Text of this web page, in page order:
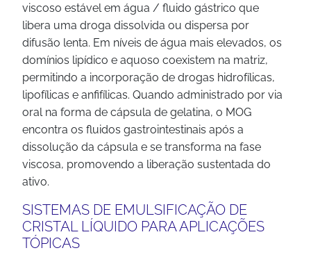
viscoso estável em água / fluido gástrico que
libera uma droga dissolvida ou dispersa por
difusão lenta. Em níveis de água mais elevados, os
domínios lipídico e aquoso coexistem na matriz,
permitindo a incorporação de drogas hidrofílicas,
lipofílicas e anfifílicas. Quando administrado por via
oral na forma de cápsula de gelatina, o MOG
encontra os fluidos gastrointestinais após a
dissolução da cápsula e se transforma na fase
viscosa, promovendo a liberação sustentada do
ativo.
SISTEMAS DE EMULSIFICAÇÃO DE
CRISTAL LÍQUIDO PARA APLICAÇÕES
TÓPICAS